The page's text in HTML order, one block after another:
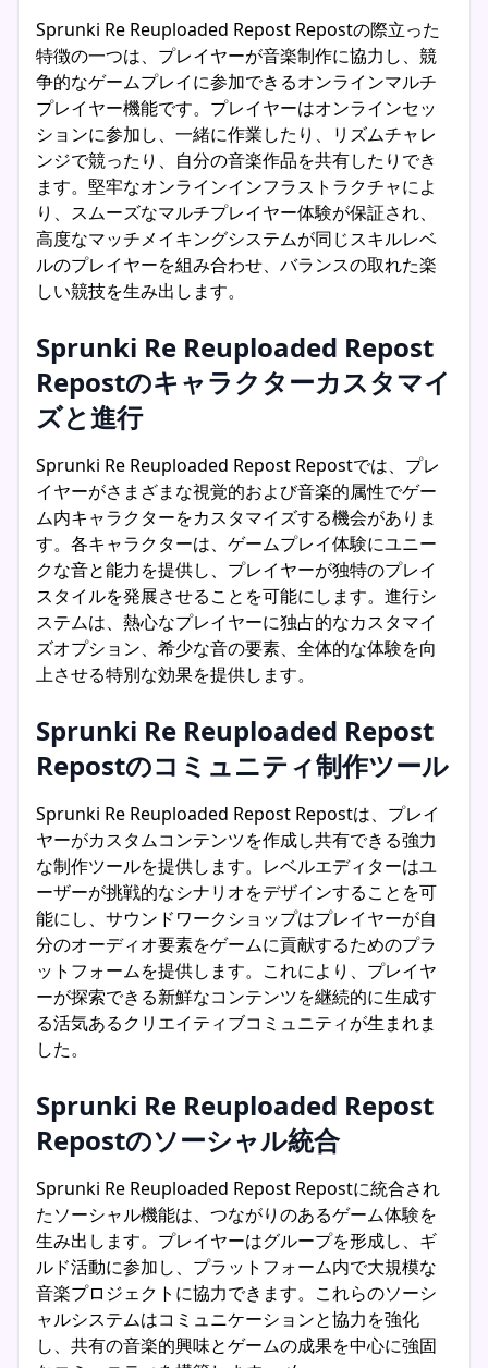
Sprunki Re Reuploaded Repost Repostの際立った
特徴の一つは、プレイヤーが音楽制作に協力し、競
争的なゲームプレイに参加できるオンラインマルチ
プレイヤー機能です。プレイヤーはオンラインセッ
ションに参加し、一緒に作業したり、リズムチャレ
ンジで競ったり、自分の音楽作品を共有したりでき
ます。堅牢なオンラインインフラストラクチャによ
り、スムーズなマルチプレイヤー体験が保証され、
高度なマッチメイキングシステムが同じスキルレベ
ルのプレイヤーを組み合わせ、バランスの取れた楽
しい競技を生み出します。
Sprunki Re Reuploaded Repost
Repostのキャラクターカスタマイ
ズと進行
Sprunki Re Reuploaded Repost Repostでは、プレ
イヤーがさまざまな視覚的および音楽的属性でゲー
ム内キャラクターをカスタマイズする機会がありま
す。各キャラクターは、ゲームプレイ体験にユニー
クな音と能力を提供し、プレイヤーが独特のプレイ
スタイルを発展させることを可能にします。進行シ
ステムは、熱心なプレイヤーに独占的なカスタマイ
ズオプション、希少な音の要素、全体的な体験を向
上させる特別な効果を提供します。
Sprunki Re Reuploaded Repost
Repostのコミュニティ制作ツール
Sprunki Re Reuploaded Repost Repostは、プレイ
ヤーがカスタムコンテンツを作成し共有できる強力
な制作ツールを提供します。レベルエディターはユ
ーザーが挑戦的なシナリオをデザインすることを可
能にし、サウンドワークショップはプレイヤーが自
分のオーディオ要素をゲームに貢献するためのプラ
ットフォームを提供します。これにより、プレイヤ
ーが探索できる新鮮なコンテンツを継続的に生成す
る活気あるクリエイティブコミュニティが生まれま
した。
Sprunki Re Reuploaded Repost
Repostのソーシャル統合
Sprunki Re Reuploaded Repost Repostに統合され
たソーシャル機能は、つながりのあるゲーム体験を
生み出します。プレイヤーはグループを形成し、ギ
ルド活動に参加し、プラットフォーム内で大規模な
音楽プロジェクトに協力できます。これらのソーシ
ャルシステムはコミュニケーションと協力を強化
し、共有の音楽的興味とゲームの成果を中心に強固